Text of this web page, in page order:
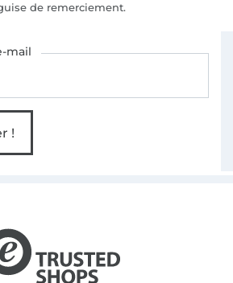
de remerciement.
mail
!